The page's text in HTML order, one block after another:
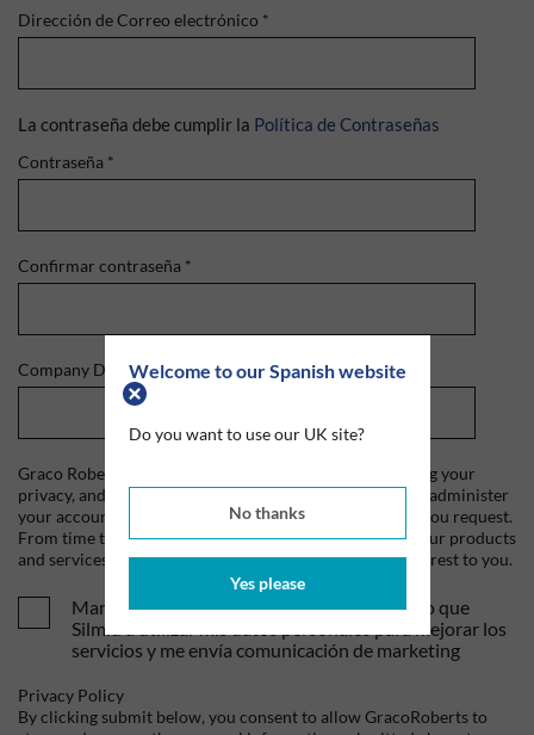
Welcome to our Spanish website
Do you want to use our UK site?
No thanks
Yes please
Dirección de Correo electrónico *
La contraseña debe cumplir la Política de Contraseñas
Contraseña *
Confirmar contraseña *
Company Domain*
Graco Roberts is committed to protecting and respecting your
privacy, and we'll only use your personal information to administer
your account and to provide the products and services you request.
From time to time, we would like to contact you about our products
and services, as well as other content that may be of interest to you.
Mandame tus ofertas y novedades. Entiendo que
Silmid a utilizar mis datos personales para mejorar los
servicios y me envía comunicación de marketing
Privacy Policy
By clicking submit below, you consent to allow GracoRoberts to